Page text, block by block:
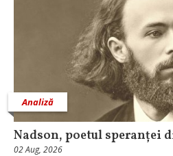
Analiză
Nadson, poetul speranței
02 Aug, 2026